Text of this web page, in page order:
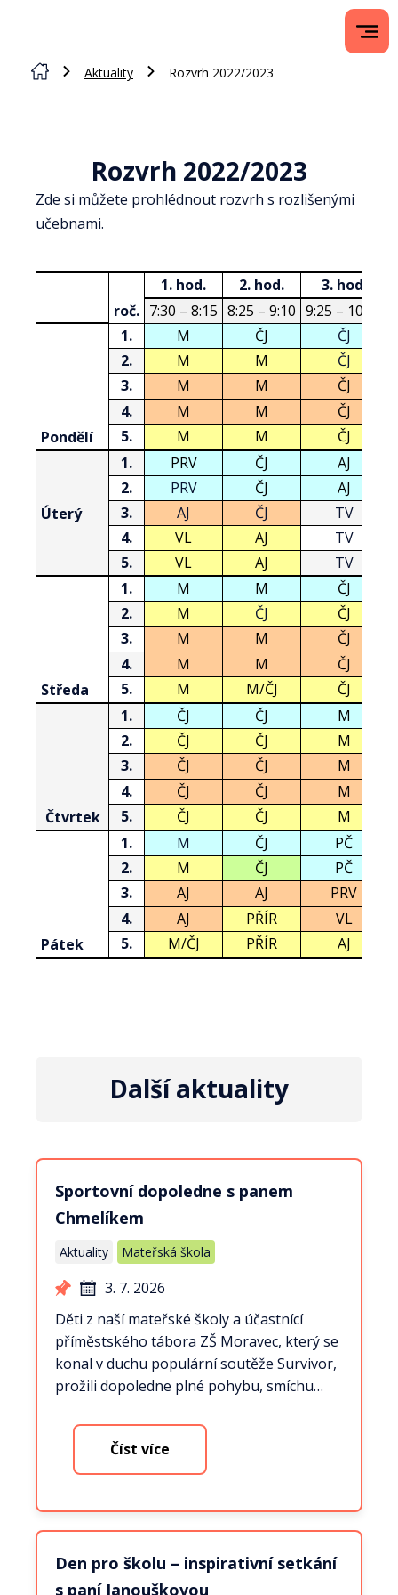
Aktuality Rozvrh 2022/2023
Rozvrh 2022/2023
Zde si můžete prohlédnout rozvrh s rozlišenými
učebnami.
roč.
1. hod. 2. hod.
3. hod.
7:30 – 8:15 8:25 – 9:10 9:25 – 10:10
Pondělí
1. M ČJ
ČJ
2.
M M
ČJ
3.
M M
ČJ
4.
M M
ČJ
5.
M M ČJ
Úterý
1. PRV ČJ
AJ
2.
PRV ČJ
AJ
3.
AJ ČJ
TV
4.
VL AJ
TV
5.
VL AJ TV
Středa
1. M M
ČJ
2.
M ČJ
ČJ
3.
M M
ČJ
4.
M M
ČJ
5.
M M/ČJ ČJ
Čtvrtek
1. ČJ ČJ
M
2.
ČJ ČJ
M
3.
ČJ ČJ
M
4.
ČJ ČJ
M
5.
ČJ ČJ M
Pátek
1. M ČJ
PČ
2.
M ČJ
PČ
3.
AJ AJ
PRV
4.
AJ PŘÍR
VL
5.
M/ČJ PŘÍR AJ
Další aktuality
Sportovní dopoledne s panem
Chmelíkem
Aktuality Mateřská škola
3. 7. 2026
Děti z naší mateřské školy a účastnící
příměstského tábora ZŠ Moravec, který se
konal v duchu populární soutěže Survivor,
prožili dopoledne plné pohybu, smíchu…
Číst více
Den pro školu – inspirativní setkání
s paní Janouškovou